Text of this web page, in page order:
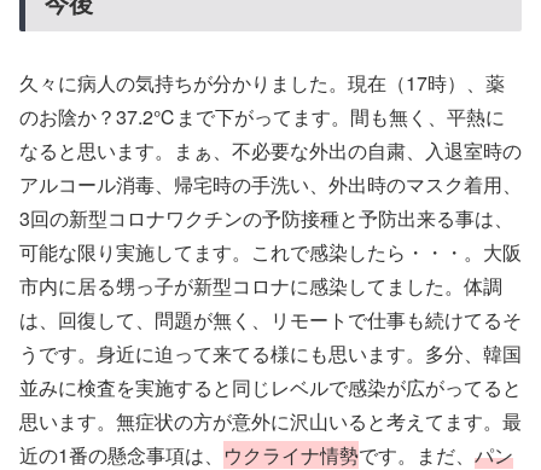
久々に病人の気持ちが分かりました。現在（17時）、薬
のお陰か？37.2℃まで下がってます。間も無く、平熱に
なると思います。まぁ、不必要な外出の自粛、入退室時の
アルコール消毒、帰宅時の手洗い、外出時のマスク着用、
3回の新型コロナワクチンの予防接種と予防出来る事は、
可能な限り実施してます。これで感染したら・・・。大阪
市内に居る甥っ子が新型コロナに感染してました。体調
は、回復して、問題が無く、リモートで仕事も続けてるそ
うです。身近に迫って来てる様にも思います。多分、韓国
並みに検査を実施すると同じレベルで感染が広がってると
思います。無症状の方が意外に沢山いると考えてます。最
近の1番の懸念事項は、 ウクライナ情勢です。まだ、 パン